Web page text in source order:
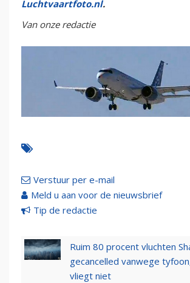
Luchtvaartfoto.nl.
Van onze redactie
Verstuur per e-mail
Meld u aan voor de nieuwsbrief
Tip de redactie
Ruim 80 procent vluchten
gecancelled vanwege
vliegt niet